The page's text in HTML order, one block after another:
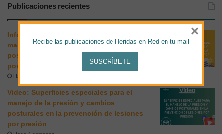
Publicaciones recientes
Infografía: Superficies especiales para el
manejo de la presión y cambios
posturales en la prevención de lesiones
por presión
Hace 3 semanas
Video: Superficies especiales para el
manejo de la presión y cambios
posturales en la prevención de lesiones
por presión
Recibe las publicaciones de Heridas en Red en tu mail
SUSCRÍBETE
×